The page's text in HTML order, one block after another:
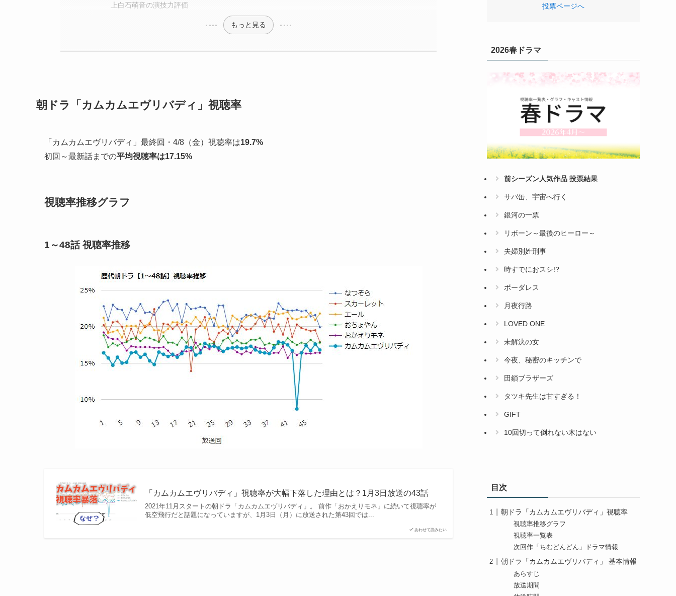
上白石萌音の演技力評価
もっと見る
朝ドラ「カムカムエヴリバディ」視聴率
「カムカムエヴリバディ」最終回・4/8（金）視聴率は19.7%
初回～最新話までの平均視聴率は17.15%
視聴率推移グラフ
1～48話 視聴率推移
あわせて読みたい
「カムカムエヴリバディ」視聴率が大幅下落した理由とは？1月3日放送の43話
2021年11月スタートの朝ドラ「カムカムエヴリバディ」。 前作「おかえりモネ」に続いて視聴率が
低空飛行だと話題になっていますが、1月3日（月）に放送された第43回では...
投票ページへ
2026春ドラマ
前シーズン人気作品 投票結果
サバ缶、宇宙へ行く
銀河の一票
リボーン～最後のヒーロー～
夫婦別姓刑事
時すでにおスシ!?
ボーダレス
月夜行路
LOVED ONE
未解決の女
今夜、秘密のキッチンで
田鎖ブラザーズ
タツキ先生は甘すぎる！
GIFT
10回切って倒れない木はない
目次
朝ドラ「カムカムエヴリバディ」視聴率
視聴率推移グラフ
視聴率一覧表
次回作「ちむどんどん」ドラマ情報
朝ドラ「カムカムエヴリバディ」 基本情報
あらすじ
放送期間